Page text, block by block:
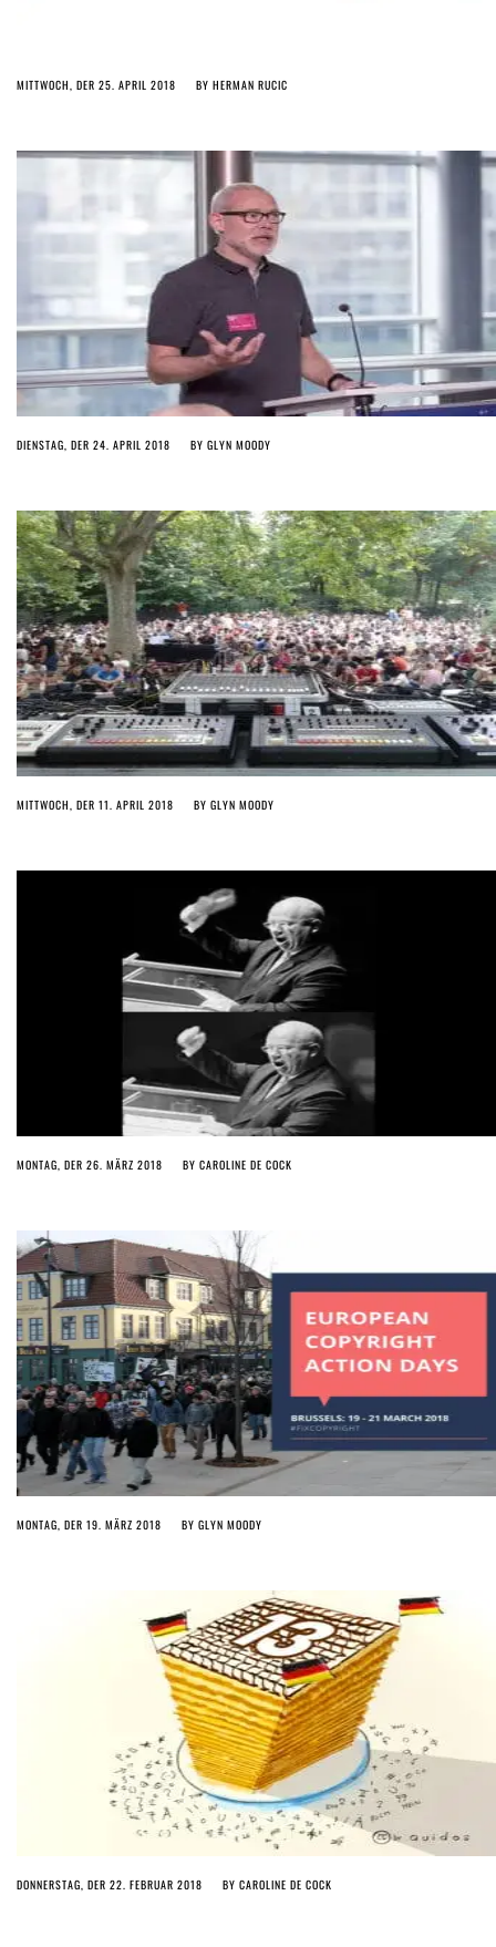
MITTWOCH, DER 25. APRIL 2018 BY HERMAN RUCIC
DIENSTAG, DER 24. APRIL 2018 BY GLYN MOODY
MITTWOCH, DER 11. APRIL 2018 BY GLYN MOODY
MONTAG, DER 26. MÄRZ 2018 BY CAROLINE DE COCK
MONTAG, DER 19. MÄRZ 2018 BY GLYN MOODY
DONNERSTAG, DER 22. FEBRUAR 2018 BY CAROLINE DE COCK